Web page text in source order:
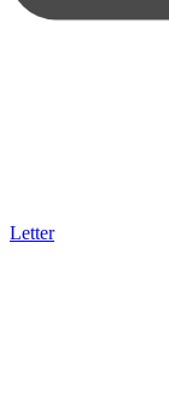
Letter